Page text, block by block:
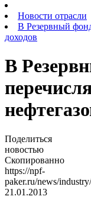
Новости отрасли
В Резервный
доходов
В
Поделиться
новостью
Скопированно
https://npf-
paker.ru/news/
21.01.2013